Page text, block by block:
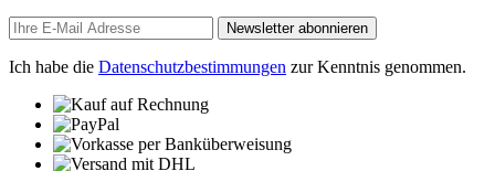
Newsletter abonnieren
Ich habe die Datenschutzbestimmungen zur Kenntnis genommen.